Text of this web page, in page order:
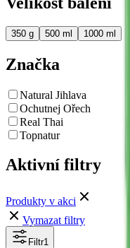
350 g 500 ml 1000 ml
Značka
Natural Jihlava
Ochutnej Ořech
Real Thai
Topnatur
Aktivní filtry
Produkty v akci
Vymazat filtry
Filtr1